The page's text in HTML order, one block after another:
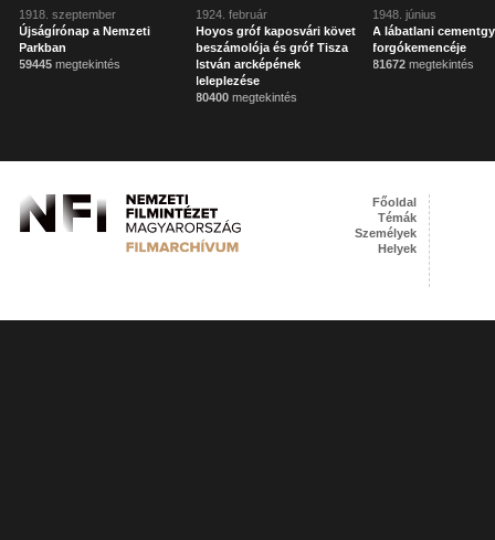
1918. szeptember
Újságírónap a Nemzeti
Parkban
59445 megtekintés
1924. február
Hoyos gróf kaposvári követ
beszámolója és gróf Tisza
István arcképének
leleplezése
80400 megtekintés
1948. június
A lábatlani
forgókemencéje
81672 megtekintés
Főoldal
Témák
Személyek
Helyek